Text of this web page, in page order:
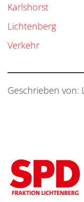
Karlshorst
Lichtenberg
Verkehr
Geschrieben von: